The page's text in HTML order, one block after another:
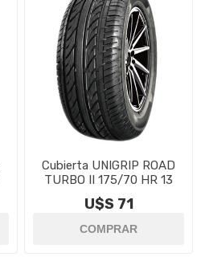
Cubierta UNIGRIP ROAD
TURBO II 175/70 HR 13
U$S 71